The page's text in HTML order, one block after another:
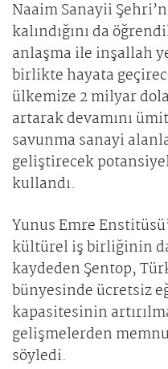
Naaim Sanayii
kalındığını da
anlaşma ile inşallah
birlikte hayata
ülkemize 2 milyar
artarak devamını
savunma sanayi
geliştirecek
kullandı.
Yunus Emre
kültürel iş birliğinin
kaydeden Şentop,
bünyesinde ücretsiz
kapasitesinin
gelişmelerden
söyledi.